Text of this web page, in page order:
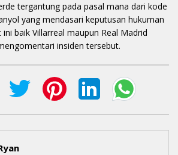
tergantung pada pasal mana dari kode
yang mendasari keputusan hukuman
baik Villarreal maupun Real Madrid
insiden tersebut.